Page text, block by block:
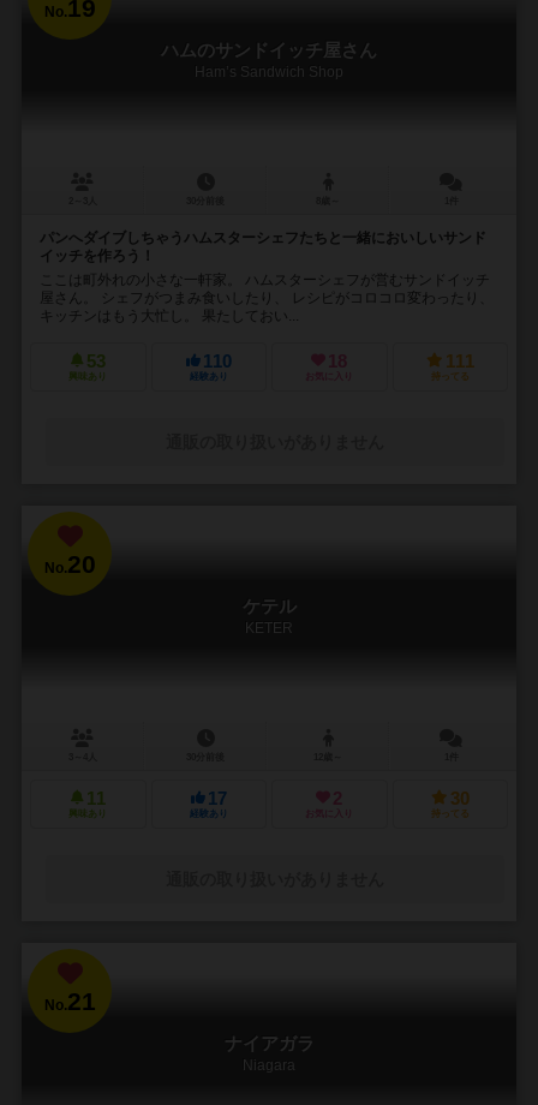
No.19
ハムのサンドイッチ屋さん
Ham’s Sandwich Shop
パンへダイブしちゃうハムスターシェフたちと一緒においしいサンド
イッチを作ろう！
ここは町外れの小さな一軒家。 ハムスターシェフが営むサンドイッチ
屋さん。 シェフがつまみ食いしたり、 レシピがコロコロ変わったり、
キッチンはもう大忙し。 果たしておい...
53
興味あり
110
経験あり
18
お気に入り
111
持ってる
No.20
ケテル
KETER
11
興味あり
17
経験あり
2
お気に入り
30
持ってる
No.21
ナイアガラ
Niagara